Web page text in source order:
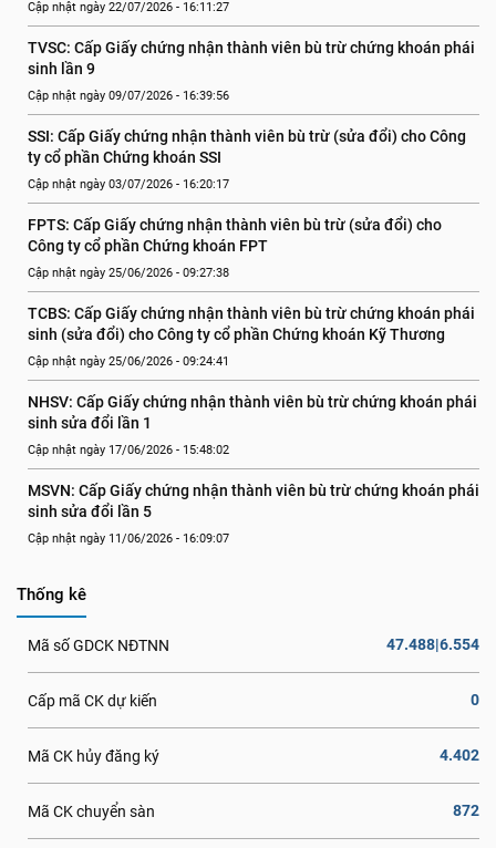
Cập nhật ngày 22/07/2026 - 16:11:27
TVSC: Cấp Giấy chứng nhận thành viên bù trừ chứng khoán phái
sinh lần 9
Cập nhật ngày 09/07/2026 - 16:39:56
SSI: Cấp Giấy chứng nhận thành viên bù trừ (sửa đổi) cho Công
ty cổ phần Chứng khoán SSI
Cập nhật ngày 03/07/2026 - 16:20:17
FPTS: Cấp Giấy chứng nhận thành viên bù trừ (sửa đổi) cho
Công ty cổ phần Chứng khoán FPT
Cập nhật ngày 25/06/2026 - 09:27:38
TCBS: Cấp Giấy chứng nhận thành viên bù trừ chứng khoán phái
sinh (sửa đổi) cho Công ty cổ phần Chứng khoán Kỹ Thương
Cập nhật ngày 25/06/2026 - 09:24:41
NHSV: Cấp Giấy chứng nhận thành viên bù trừ chứng khoán phái
sinh sửa đổi lần 1
Cập nhật ngày 17/06/2026 - 15:48:02
MSVN: Cấp Giấy chứng nhận thành viên bù trừ chứng khoán phái
sinh sửa đổi lần 5
Cập nhật ngày 11/06/2026 - 16:09:07
Thống kê
Mã số GDCK NĐTNN 47.488|6.554
Cấp mã CK dự kiến 0
Mã CK hủy đăng ký 4.402
Mã CK chuyển sàn 872